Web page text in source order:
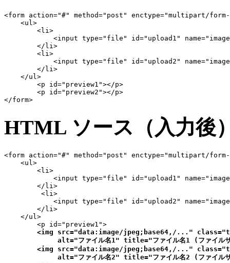
<form action="#" method="post" enctype="multipart/
    <ul>
        <li>
<input type="file" id="upload1"
        </li>
        <li>
<input type="file" id="upload2"
        </li>
    </ul>
</form>
HTML ソース（入力後
<form action="#" method="post" enctype="multipart/
    <ul>
        <li>
<input type="file" id="upload1"
        </li>
         <li>
<input type="file" id="upload2"
        </li>
    </ul>
<img src="data:image/jpeg;base64,/..."
alt="ファイル名1" title="ファイル名1 (ファイル
<img src="data:image/jpeg;base64,/..."
alt="ファイル名2" title="ファイル名2 (ファイル